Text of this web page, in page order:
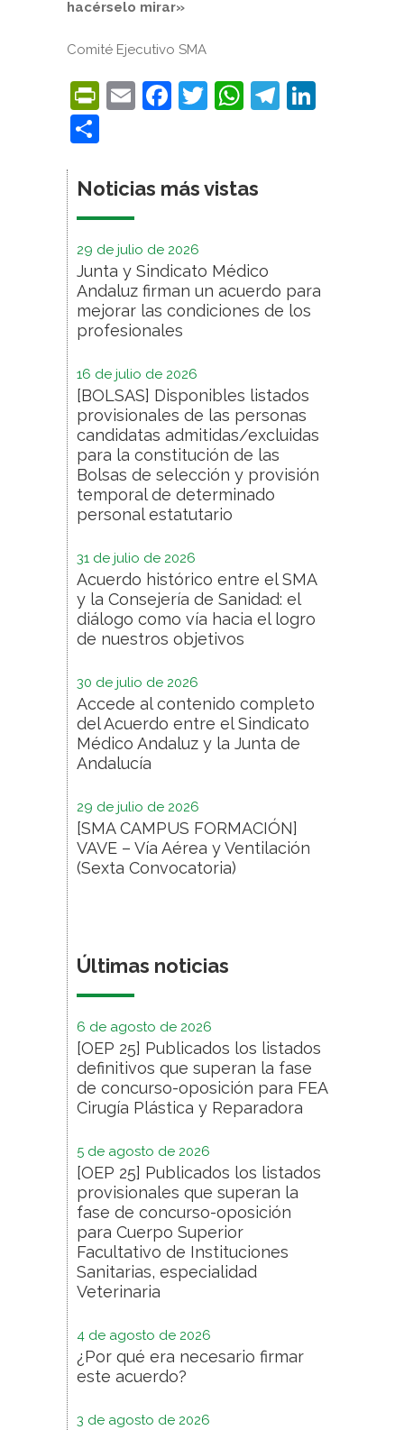
hacérselo mirar»
Comité Ejecutivo SMA
PrintFriendly
EmailFacebook
Twitter
WhatsApp
Noticias más vistas
29 de julio de 2026
Junta y Sindicato Médico
Andaluz firman un acuerdo para
mejorar las condiciones de los
profesionales
16 de julio de 2026
[BOLSAS] Disponibles listados
provisionales de las personas
candidatas admitidas/excluidas
para la constitución de las
Bolsas de selección y provisión
temporal de determinado
personal estatutario
31 de julio de 2026
Acuerdo histórico entre el SMA
y la Consejería de Sanidad: el
diálogo como vía hacia el logro
de nuestros objetivos
30 de julio de 2026
Accede al contenido completo
del Acuerdo entre el Sindicato
Médico Andaluz y la Junta de
Andalucía
29 de julio de 2026
[SMA CAMPUS FORMACIÓN]
VAVE – Vía Aérea y Ventilación
(Sexta Convocatoria)
Últimas noticias
6 de agosto de 2026
[OEP 25] Publicados los listados
definitivos que superan la fase
de concurso-oposición para FEA
Cirugía Plástica y Reparadora
5 de agosto de 2026
[OEP 25] Publicados los listados
provisionales que superan la
fase de concurso-oposición
para Cuerpo Superior
Facultativo de Instituciones
Sanitarias, especialidad
Veterinaria
4 de agosto de 2026
¿Por qué era necesario firmar
este acuerdo?
3 de agosto de 2026